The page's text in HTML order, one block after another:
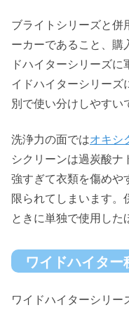
ブライトシリーズと併
ーカーであること、購
ドハイターシリーズ
イドハイターシリーズ
別で使い分けしやすい
洗浄力の面ではオキシ
シクリーンは過炭酸ナ
強すぎて衣類を傷めや
限られてしまいます。
ときに単独で使用した
ワイドハイター
ワイドハイターシリー